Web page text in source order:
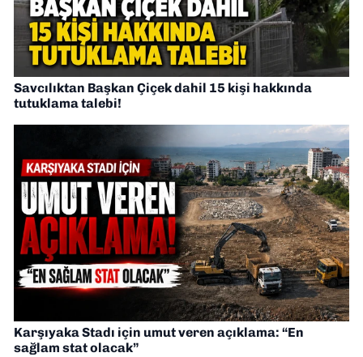
Savcılıktan Başkan Çiçek dahil 15 kişi hakkında
tutuklama talebi!
Karşıyaka Stadı için umut veren açıklama: “En
sağlam stat olacak”